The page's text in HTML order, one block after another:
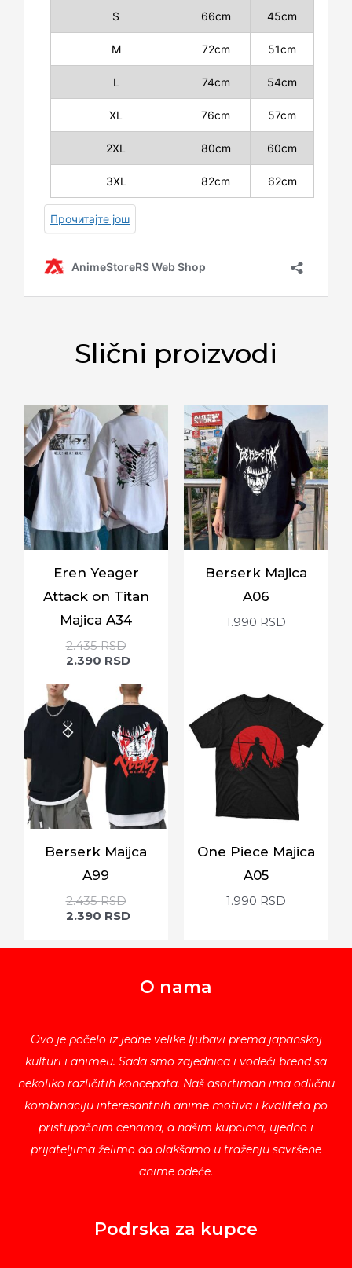
Slični proizvodi
Eren Yeager
Attack on Titan
Majica A34
2.435RSD
2.390 RSD
Berserk Majica
A06
1.990 RSD
Berserk Maijca
A99
2.435RSD
2.390 RSD
One Piece Majica
A05
1.990 RSD
O nama
Ovo je počelo iz jedne velike ljubavi prema japanskoj
kulturi i animeu. Sada smo zajednica i vodeći brend sa
nekoliko različitih koncepata. Naš asortiman ima odličnu
kombinaciju interesantnih anime motiva i kvaliteta po
pristupačnim cenama, a našim kupcima, ujedno i
prijateljima želimo da olakšamo u traženju savršene
anime odeće.
Podrska za kupce